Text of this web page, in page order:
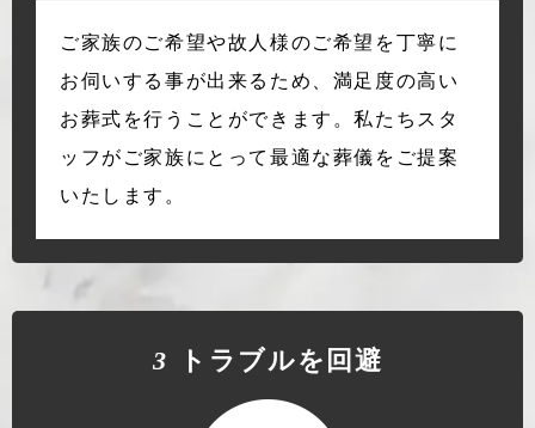
ご家族のご希望や故人様のご希望を丁寧に
お伺いする事が出来るため、満足度の高い
お葬式を行うことができます。私たちスタ
ッフがご家族にとって最適な葬儀をご提案
いたします。
3 トラブルを回避